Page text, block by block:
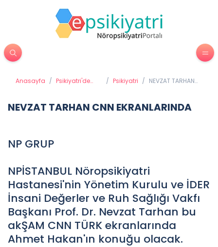
Anasayfa / Psikiyatri'de
/ Psikiyatri / NEVZAT TARHAN
NEVZAT TARHAN CNN EKRANLARINDA
NP GRUP
NPİSTANBUL Nöropsikiyatri
Hastanesi'nin Yönetim Kurulu ve İDER
İnsani Değerler ve Ruh Sağlığı Vakfı
Başkanı Prof. Dr. Nevzat Tarhan bu
akŞAM CNN TÜRK ekranlarında
Ahmet Hakan'ın konuğu olacak.